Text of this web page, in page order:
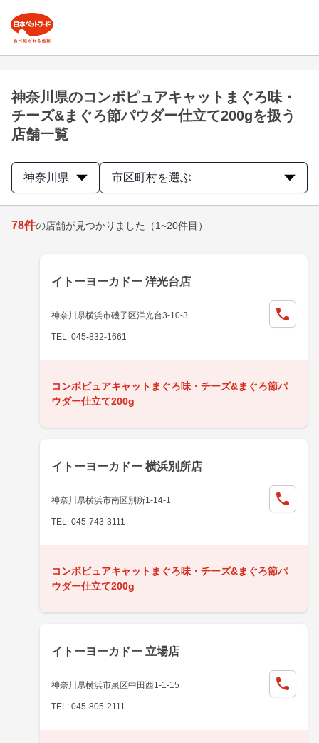
神奈川県のコンボピュアキャットまぐろ味・
チーズ&まぐろ節パウダー仕立て200gを扱う
店舗一覧
神奈川県 市区町村を選ぶ
78件の店舗が見つかりました （1~20件目）
イトーヨーカドー 洋光台店
神奈川県横浜市磯子区洋光台3-10-3
TEL: 045-832-1661
コンボピュアキャットまぐろ味・チーズ&まぐろ節パ
ウダー仕立て200g
イトーヨーカドー 横浜別所店
神奈川県横浜市南区別所1-14-1
TEL: 045-743-3111
コンボピュアキャットまぐろ味・チーズ&まぐろ節パ
ウダー仕立て200g
イトーヨーカドー 立場店
神奈川県横浜市泉区中田西1-1-15
TEL: 045-805-2111